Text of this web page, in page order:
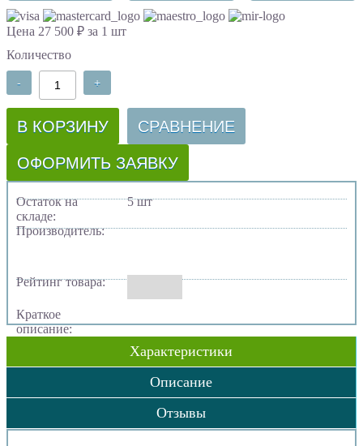
Цена 27 500 ₽ за 1 шт
Количество
- +
В КОРЗИНУ СРАВНЕНИЕ
ОФОРМИТЬ ЗАЯВКУ
Остаток на
складе:
5 шт
Производитель:
Рейтинг товара:
Краткое
описание:
Характеристики
Описание
Отзывы